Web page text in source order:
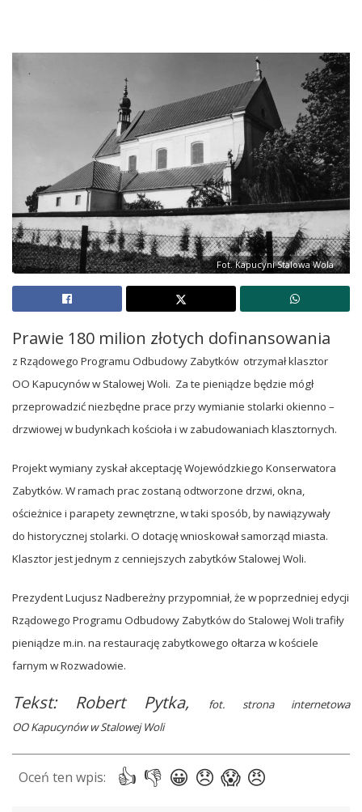
Fot. Kapucyni Stalowa Wola
Prawie 180 milion złotych dofinansowania
z Rządowego Programu Odbudowy Zabytków otrzymał klasztor
OO Kapucynów w Stalowej Woli. Za te pieniądze będzie mógł
przeprowadzić niezbędne prace przy wymianie stolarki okienno –
drzwiowej wbudynkach kościoła i w zabudowaniach klasztornych.
Projekt wymiany zyskał akceptację Wojewódzkiego Konserwatora
Zabytków. W ramach prac zostaną odtworzone drzwi, okna,
ościeżnice i parapety zewnętrzne, w taki sposób, by nawiązywały
do historycznej stolarki. O dotację wnioskował samorząd miasta.
Klasztor jest jednym z cenniejszych zabytków Stalowej Woli.
Prezydent Lucjusz Nadbereżnyprzypomniał, że w poprzedniej edycji
Rządowego Programu Odbudowy Zabytków do Stalowej Woli trafiły
pieniądze m.in. na restaurację zabytkowego ołtarza w kościele
farnym w Rozwadowie.
Tekst: Robert Pytka,
fot. strona internetowa
OO Kapucynów w Stalowej Woli